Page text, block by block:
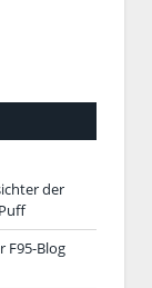
der
F95-Blog